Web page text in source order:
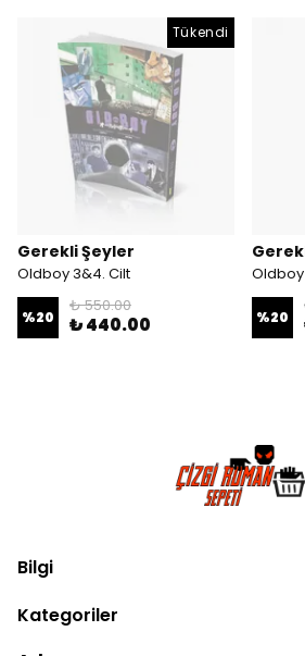
Tükendi
Gerekli Şeyler
Oldboy 3&4. Cilt
%20
₺ 550.00
₺ 440.00
Oldboy
%20
Bilgi
Kategoriler